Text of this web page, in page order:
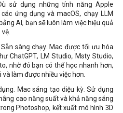
sử dụng những tính năng Apple
ứng dụng và macOS, chạy LLM
AI, bạn sẽ luôn làm việc hiệu quả
sàng chạy. Mac được tối ưu hóa
ChatGPT, LM Studio, Msty Studio,
nhờ đó bạn có thể học nhanh hơn,
làm được nhiều việc hơn.
Mac sáng tạo diệu kỳ. Sử dụng
cao năng suất và khả năng sáng
Photoshop, kết xuất mô hình 3D